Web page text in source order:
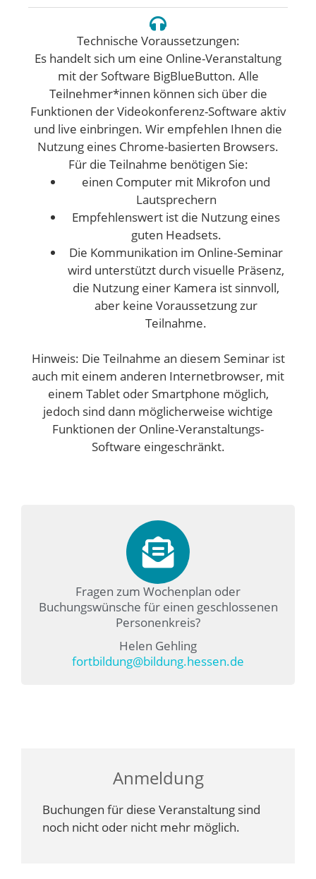
Technische Voraussetzungen:
Es handelt sich um eine Online-Veranstaltung
mit der Software BigBlueButton. Alle
Teilnehmer*innen können sich über die
Funktionen der Videokonferenz-Software aktiv
und live einbringen. Wir empfehlen Ihnen die
Nutzung eines Chrome-basierten Browsers.
Für die Teilnahme benötigen Sie:
einen Computer mit Mikrofon und
Lautsprechern
Empfehlenswert ist die Nutzung eines
guten Headsets.
Die Kommunikation im Online-Seminar
wird unterstützt durch visuelle Präsenz,
die Nutzung einer Kamera ist sinnvoll,
aber keine Voraussetzung zur
Teilnahme.
Hinweis: Die Teilnahme an diesem Seminar ist
auch mit einem anderen Internetbrowser, mit
einem Tablet oder Smartphone möglich,
jedoch sind dann möglicherweise wichtige
Funktionen der Online-Veranstaltungs-
Software eingeschränkt.
Fragen zum Wochenplan oder
Buchungswünsche für einen geschlossenen
Personenkreis?
Helen Gehling
fortbildung@bildung.hessen.de
Anmeldung
Buchungen für diese Veranstaltung sind
noch nicht oder nicht mehr möglich.